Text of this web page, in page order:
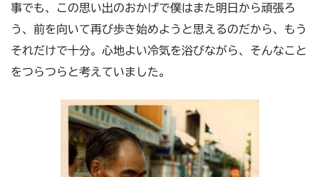
事でも、この思い出のおかげで僕はまた明日から頑張ろ
う、前を向いて再び歩き始めようと思えるのだから、もう
それだけで十分。心地よい冷気を浴びながら、そんなこと
をつらつらと考えていました。